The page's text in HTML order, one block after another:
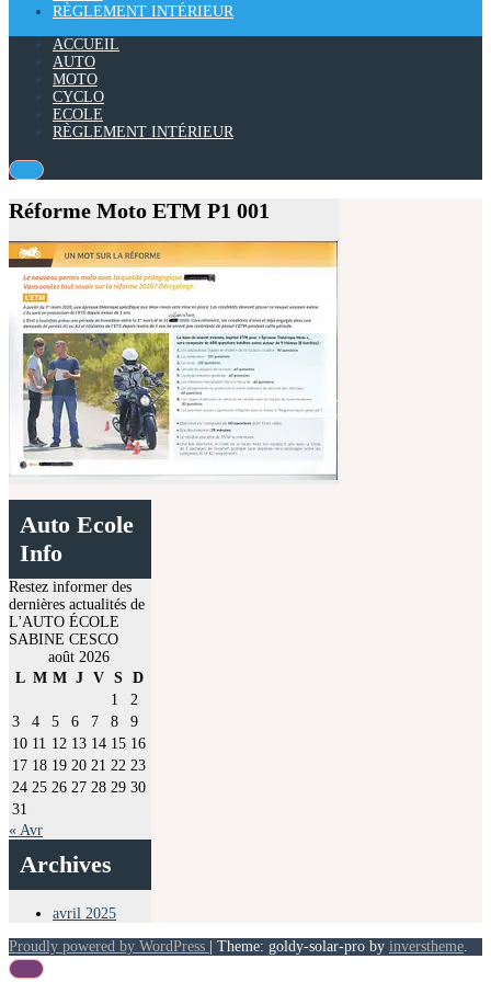
RÈGLEMENT INTÉRIEUR
ACCUEIL
AUTO
MOTO
CYCLO
ECOLE
RÈGLEMENT INTÉRIEUR
Réforme Moto ETM P1 001
Auto Ecole
Info
Restez informer des
dernières actualités de
L'AUTO ÉCOLE
SABINE CESCO
août 2026
L M M J V S D
1
2
3
4 5 6 7 8
9
10 11 12 13 14 15 16
17 18 19 20 21 22 23
24 25 26 27 28 29 30
31
« Avr
Archives
avril 2025
Proudly powered by WordPress
Theme: goldy-solar-pro by inverstheme.